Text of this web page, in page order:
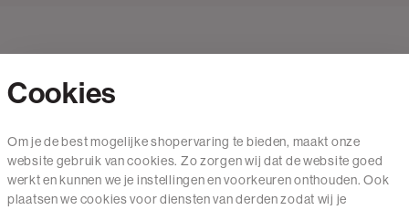
Mail ons
020 - 3412 650
Cookies
Om je de best mogelijke shopervaring te bieden, maakt onze
website gebruik van cookies. Zo zorgen wij dat de website goed
werkt en kunnen we je instellingen en voorkeuren onthouden. Ook
plaatsen we cookies voor diensten van derden zodat wij je